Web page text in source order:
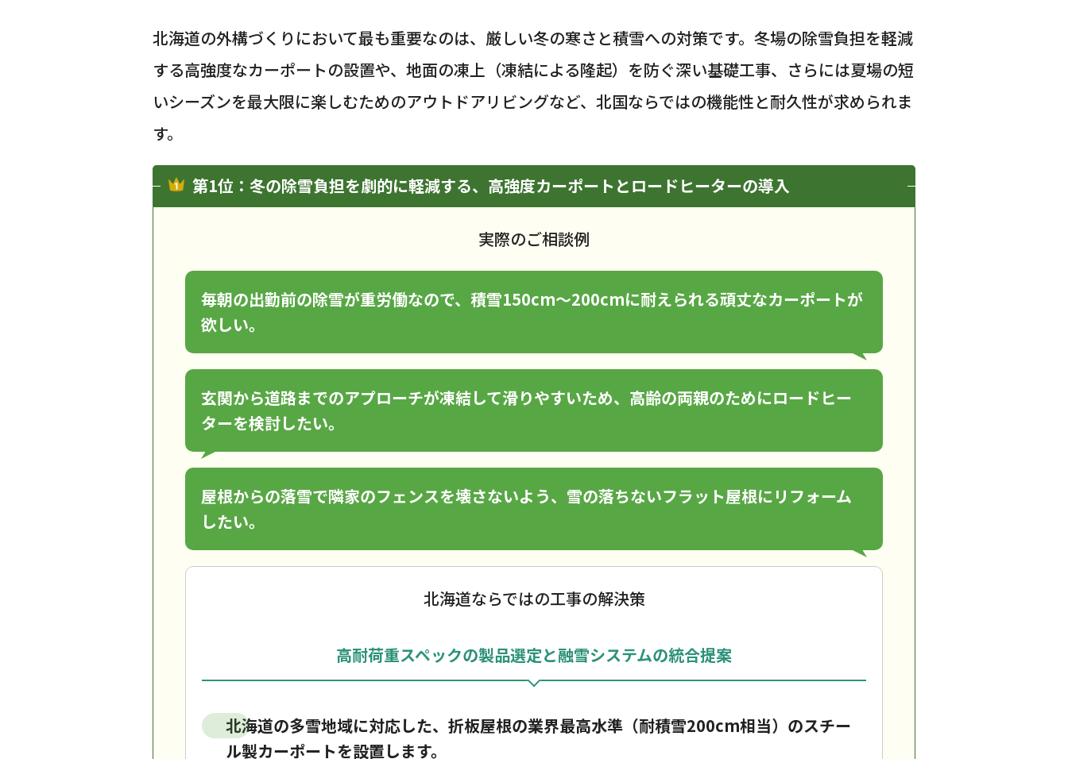
北海道の外構づくりにおいて最も重要なのは、厳しい冬の寒さと積雪への対策です。冬場の除雪負担を軽減
する高強度なカーポートの設置や、地面の凍上（凍結による隆起）を防ぐ深い基礎工事、さらには夏場の短
いシーズンを最大限に楽しむためのアウトドアリビングなど、北国ならではの機能性と耐久性が求められま
す。
第1位：冬の除雪負担を劇的に軽減する、高強度カーポートとロードヒーターの導入
実際のご相談例
毎朝の出勤前の除雪が重労働なので、積雪150cm〜200cmに耐えられる頑丈なカーポートが
欲しい。
玄関から道路までのアプローチが凍結して滑りやすいため、高齢の両親のためにロードヒー
ターを検討したい。
屋根からの落雪で隣家のフェンスを壊さないよう、雪の落ちないフラット屋根にリフォーム
したい。
北海道ならではの工事の解決策
高耐荷重スペックの製品選定と融雪システムの統合提案
北海道の多雪地域に対応した、折板屋根の業界最高水準（耐積雪200cm相当）のスチー
ル製カーポートを設置します。